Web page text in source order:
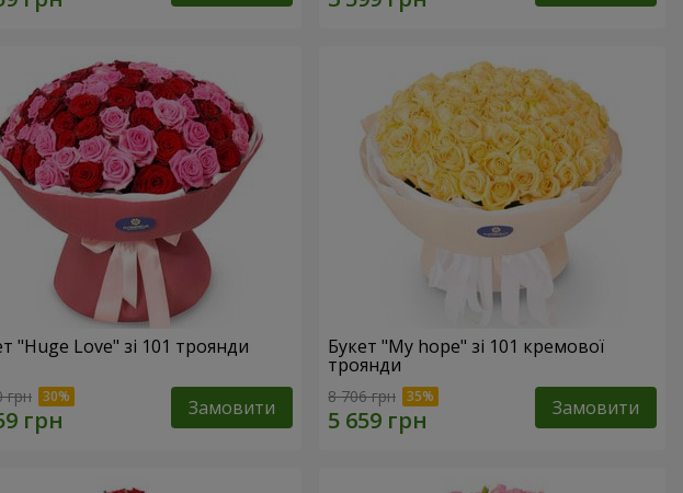
"Huge Love" зі 101 троянди
грн Замовити
Букет "My hope" зі 101 кремової
троянди
8 706 грн Замовити